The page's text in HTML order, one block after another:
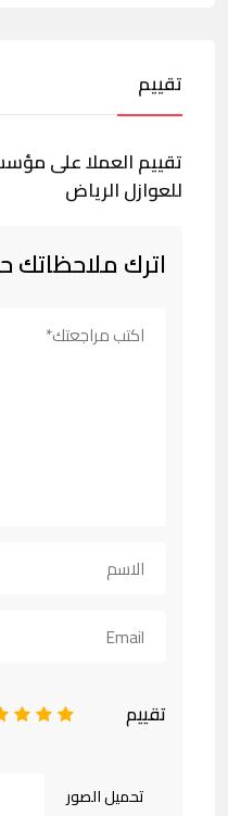
تقييم
تقييم العملا على
للعوازل الرياض
اترك
تقييم 5
4
3
تحميل الصور